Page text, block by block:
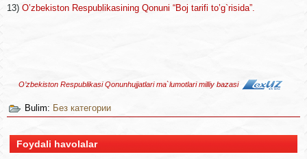
13)O’zbekiston Respublikasining Qonuni “Boj tarifi to’g`risida”.
O’zbekiston Respublikasi Qonunhujjatlari ma`lumotlari milliy bazasi
Bulim: Без категории
Foydali havolalar